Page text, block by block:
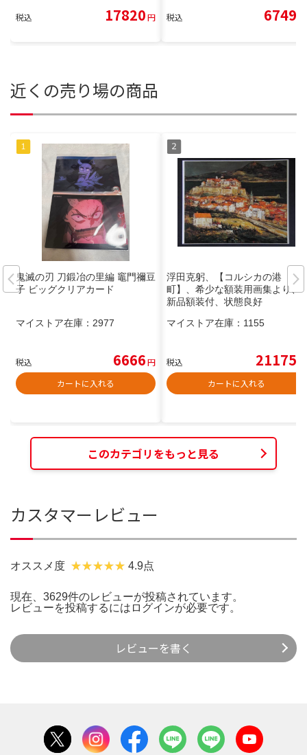
税込 17820円 税込 6749
近くの売り場の商品
鬼滅の刃 刀鍛冶の里編 竈門禰豆
子 ビッグクリアカード
マイストア在庫： 2977
税込 6666円
カートに入れる
浮田克躬、【コルシカの港
町】、希少な額装用画集より、
新品額装付、状態良好
マイストア在庫： 1155
税込 21175
カートに入れる
このカテゴリをもっと見る
カスタマーレビュー
オススメ度 4.9点
現在、3629件のレビューが投稿されています。
レビューを投稿するには ログインが必要です。
レビューを書く